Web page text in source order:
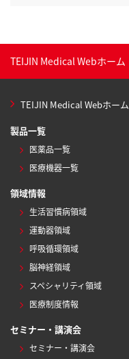
TEIJIN Medical Webホーム
TEIJIN Medical Webホーム
製品一覧
医薬品一覧
医療機器一覧
領域情報
生活習慣病領域
運動器領域
呼吸循環領域
脳神経領域
スペシャリティ領域
医療制度情報
セミナー・講演会
セミナー・講演会